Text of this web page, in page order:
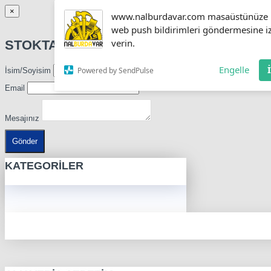
www.nalburdavar.com masaüstünüze
web push bildirimleri göndermesine
verin.
Powered by SendPulse Engelle
×
STOKTA OLUNCA HABER VER
İsim/Soyisim
Email
Mesajınız
Gönder
KATEGORILER